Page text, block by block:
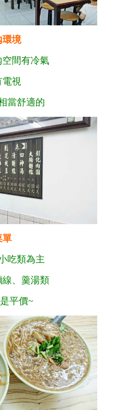
環境
間有冷氣
視
當舒適的
單
吃類為主
、羹湯類
平價~